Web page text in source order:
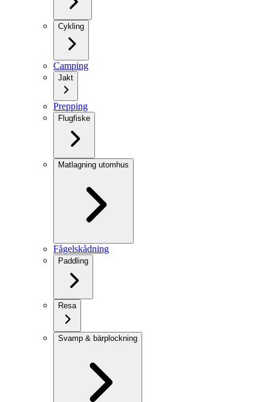
Cykling
Camping
Jakt
Prepping
Flugfiske
Matlagning utomhus
Fågelskådning
Paddling
Resa
Svamp & bärplockning